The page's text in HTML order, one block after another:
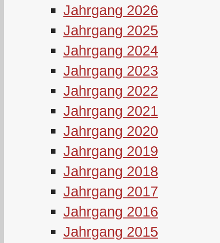
Jahrgang 2026
Jahrgang 2025
Jahrgang 2024
Jahrgang 2023
Jahrgang 2022
Jahrgang 2021
Jahrgang 2020
Jahrgang 2019
Jahrgang 2018
Jahrgang 2017
Jahrgang 2016
Jahrgang 2015